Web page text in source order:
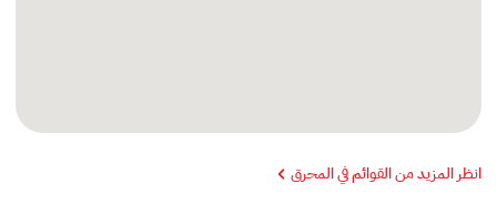
انظر المزيد من القوائم في المحرق